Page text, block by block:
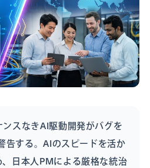
スなきAI駆動開発がバグを
告する。AIのスピードを活か
日本人PMによる厳格な統治